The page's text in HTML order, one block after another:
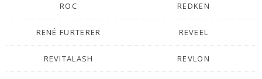
ROC REDKEN
RENÉ FURTERER REVEEL
REVITALASH REVLON